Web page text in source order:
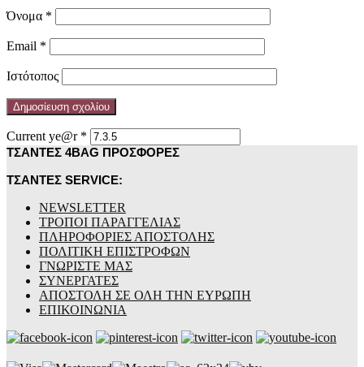
Όνομα *
Email *
Ιστότοπος
Current ye@r *
ΤΣΑΝΤΕΣ 4BAG ΠΡΟΣΦΟΡΕΣ
ΤΣΑΝΤΕΣ SERVICE:
NEWSLETTER
ΤΡΟΠΟΙ ΠΑΡΑΓΓΕΛΙΑΣ
ΠΛΗΡΟΦΟΡΙΕΣ ΑΠΟΣΤΟΛΗΣ
ΠΟΛΙΤΙΚΗ ΕΠΙΣΤΡΟΦΩΝ
ΓΝΩΡΙΣΤΕ ΜΑΣ
ΣΥΝΕΡΓΑΤΕΣ
ΑΠΟΣΤΟΛΗ ΣΕ ΟΛΗ ΤΗΝ ΕΥΡΩΠΗ
ΕΠΙΚΟΙΝΩΝΙΑ